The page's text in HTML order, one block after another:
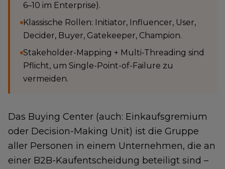
6–10 im Enterprise).
Klassische Rollen: Initiator, Influencer, User,
Decider, Buyer, Gatekeeper, Champion.
Stakeholder-Mapping + Multi-Threading sind
Pflicht, um Single-Point-of-Failure zu
vermeiden.
Das Buying Center (auch: Einkaufsgremium
oder Decision-Making Unit) ist die Gruppe
aller Personen in einem Unternehmen, die an
einer B2B-Kaufentscheidung beteiligt sind –